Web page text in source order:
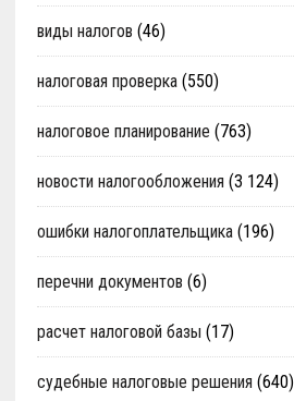
виды налогов (46)
налоговая проверка(550)
налоговое планирование (763)
новости налогообложения (3 124)
ошибки налогоплательщика(196)
перечни документов (6)
расчет налоговой базы (17)
судебные налоговые решения (640)